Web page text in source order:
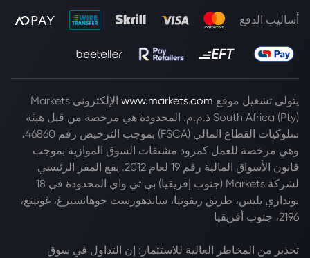
أساليب الدفع
يتولى تشغيل موقع www.markets.com
الإلكتروني Markets
South Africa (Pty) ذ.م.م. المحدودة هي مرخصة من قبل هيئة
سلوكيات القطاع المالي (FSCA) بموجب الترخيص رقم 46860،
وهي مرخصة للعمل كمزود مشتقات السوق الموازية بموجب
قانون الأسواق المالية رقم 19 لعام 2012. يقع المقر الرئيسي
لشركة Markets (جنوب إفريقيا) بي تي واي المحدودة في 18
بونداري بليس، طريق ريفونيا، ساندهورست جوهانسبرغ، غوتينغ،
2196، جنوب أفريقيا
تحذير من المخاطر العالية للاستثمار: إن التداول في سوق